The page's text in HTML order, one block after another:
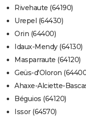
Rivehaute (64190)
Urepel (64430)
Orin (64400)
Idaux-Mendy (64130)
Masparraute (64120)
Geüs-d'Oloron
Ahaxe-Alciette-
Béguios (64120)
Issor (64570)